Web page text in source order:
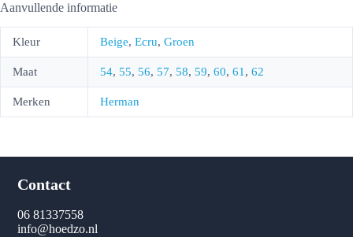
Aanvullende informatie
Kleur Beige, Ecru, Groen
Maat 54, 55, 56, 57, 58, 59, 60, 61 , 62
Merken Herman
Contact
06 81337558
info@hoedzo.nl